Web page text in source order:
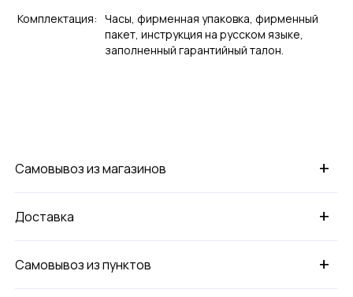
Комплектация: Часы, фирменная упаковка, фирменный
пакет, инструкция на русском языке,
заполненный гарантийный талон.
+
Самовывоз из магазинов
+
Доставка
+
Самовывоз из пунктов